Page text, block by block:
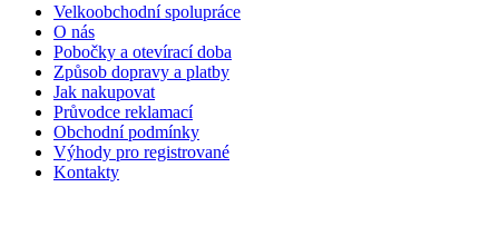
Velkoobchodní spolupráce
O nás
Pobočky a otevírací doba
Způsob dopravy a platby
Jak nakupovat
Průvodce reklamací
Obchodní podmínky
Výhody pro registrované
Kontakty